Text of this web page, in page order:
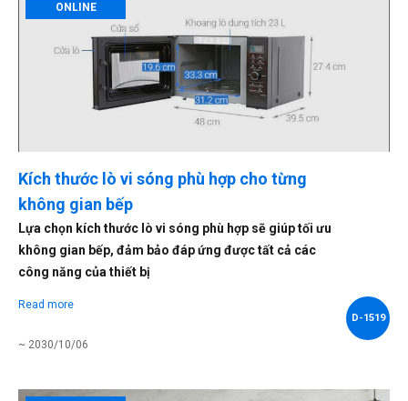
ONLINE
Kích thước lò vi sóng phù hợp cho từng
không gian bếp
Lựa chọn kích thước lò vi sóng phù hợp sẽ giúp tối ưu
không gian bếp, đảm bảo đáp ứng được tất cả các
công năng của thiết bị
Read more
~ 2030/10/06
D-1519